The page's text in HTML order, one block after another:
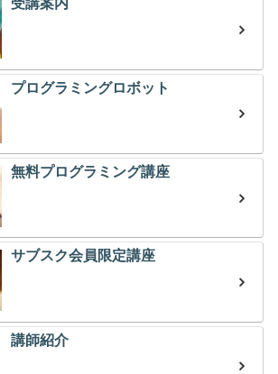
受講案内
プログラミングロボット
無料プログラミング講座
サブスク会員限定講座
講師紹介